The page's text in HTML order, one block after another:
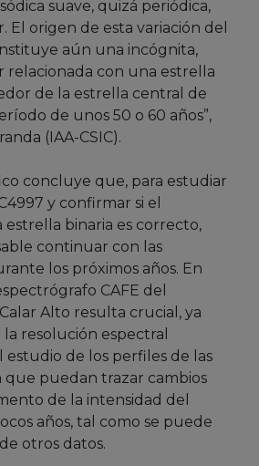
suave, quizá periódica,
El origen de esta variación del
aún una incógnita,
relacionada con una estrella
de la estrella central de
de unos 50 o 60 años”,
(IAA-CSIC).
concluye que, para estudiar
y confirmar si el
estrella binaria es correcto,
continuar con las
los próximos años. En
CAFE del
Alto resulta crucial, ya
resolución espectral
estudio de los perfiles de las
que puedan trazar cambios
de la intensidad del
años, tal como se puede
otros datos.